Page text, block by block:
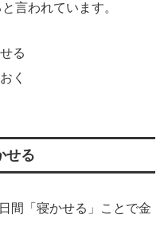
言われています。
る
く
せる
間「寝かせる」ことで金